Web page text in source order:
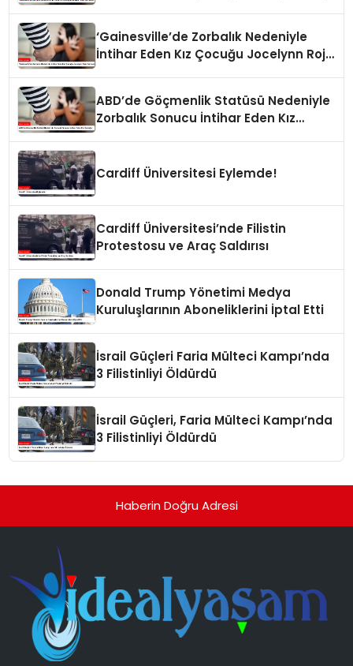
‘Gainesville’de Zorbalık Nedeniyle
İntihar Eden Kız Çocuğu Jocelynn Rojo
ABD’de Göçmenlik Statüsü Nedeniyle
Zorbalık Sonucu İntihar Eden Kız
Cardiff Üniversitesi Eylemde!
Cardiff Üniversitesi’nde Filistin
Protestosu ve Araç Saldırısı
Donald Trump Yönetimi Medya
Kuruluşlarının Aboneliklerini İptal Etti
İsrail Güçleri Faria Mülteci Kampı’nda
3 Filistinliyi Öldürdü
İsrail Güçleri, Faria Mülteci Kampı’nda
3 Filistinliyi Öldürdü
Haberin Doğru Adresi